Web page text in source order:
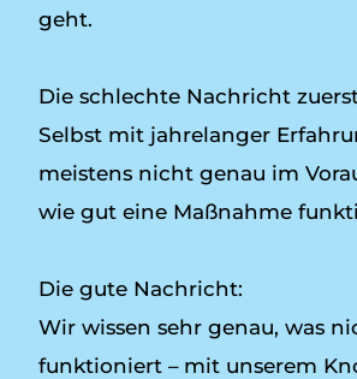
geht.
Die schlechte Nachricht
Selbst mit jahrelanger
meistens nicht genau im
wie gut eine Maßnahme
Die gute Nachricht:
Wir wissen sehr genau, was
funktioniert – mit unserem